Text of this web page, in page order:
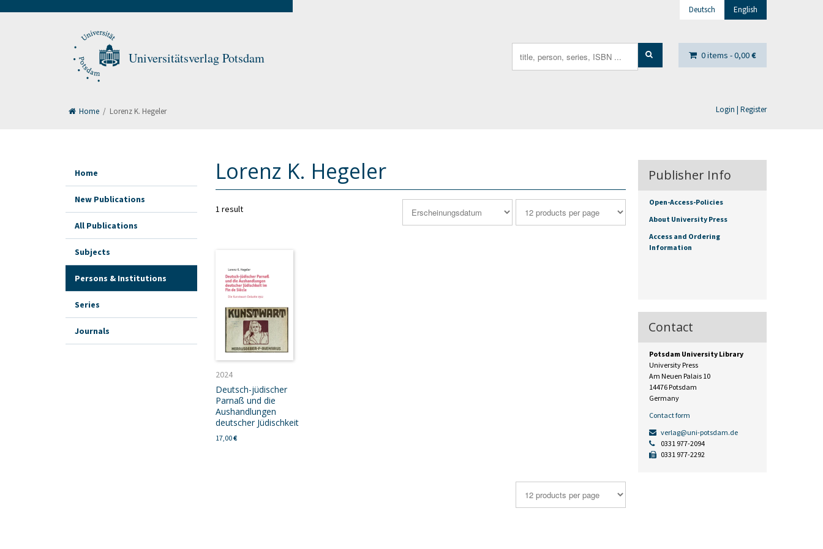
Universitätsverlag Potsdam
Deutsch English
0 items -0,00€
Login | Register
for:
Home / Lorenz K. Hegeler
Lorenz K. Hegeler
1 result
2024
Deutsch-jüdischer
Parnaß und die
Aushandlungen
deutscher Jüdischkeit
17,00€
Home
New Publications
All Publications
Subjects
Persons & Institutions
Series
Journals
Publisher Info
Open-Access-Policies
About University Press
Access and Ordering
Information
Contact
Potsdam University Library
University Press
Am Neuen Palais 10
14476 Potsdam
Germany
Contact form
verlag@uni-potsdam.de
0331 977-2094
0331 977-2292